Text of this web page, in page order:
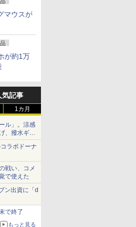
マウスが
が約1万
記事
1カ月
ル」。涼感
、撥水ギア
ラボドーナ
戦い、コメ
で使えた
ン出資に「d
で終了
もっと見る